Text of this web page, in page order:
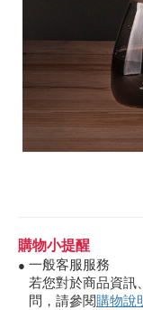
購物小提醒
● 一般客服服務
若您對於商品資訊
問，請參閱購物說